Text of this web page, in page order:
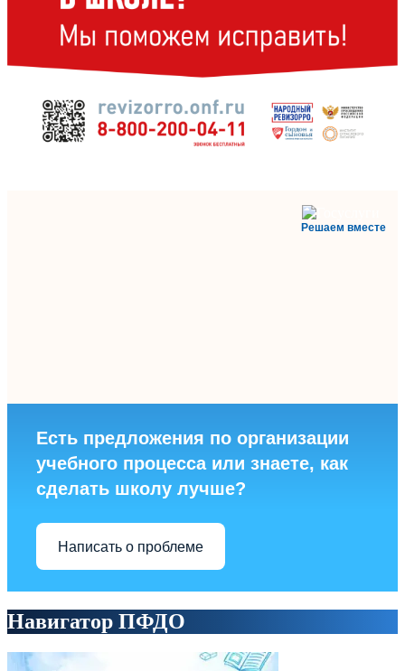
Решаем вместе
Есть предложения по организации
учебного процесса или знаете, как
сделать школу лучше?
Написать о проблеме
Навигатор ПФДО